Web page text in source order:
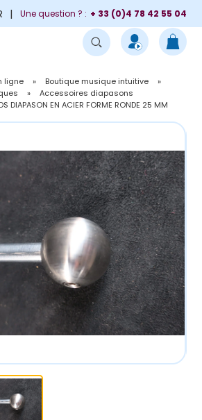
Une question ? : + 33 (0)4 78 42 55 04
ligne » Boutique musique intuitive
»
»
Accessoires diapasons
DIAPASON EN ACIER FORME RONDE 25 MM